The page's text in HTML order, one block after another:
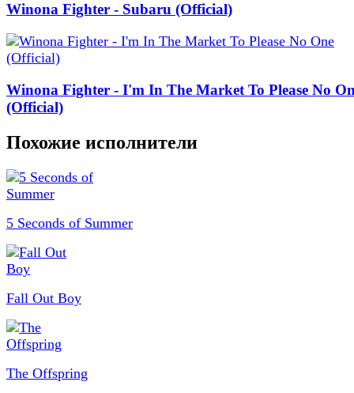
Winona Fighter - Subaru (Official)
Winona Fighter - I'm In The Market To Please No
(Official)
Похожие исполнители
5 Seconds of Summer
Fall Out Boy
The Offspring